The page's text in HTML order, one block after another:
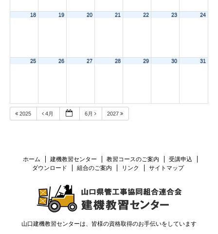
18 19 20 21 22 23 24
25 26 27 28 29 30 31
2025 4月 6月 2027
ホーム 建機教習センター 教習コースのご案内
受講申込
ダウンロード
組合のご案内 リンク サイトマップ
山口建機教習センターは、皆様の資格取得のお手伝いをしています